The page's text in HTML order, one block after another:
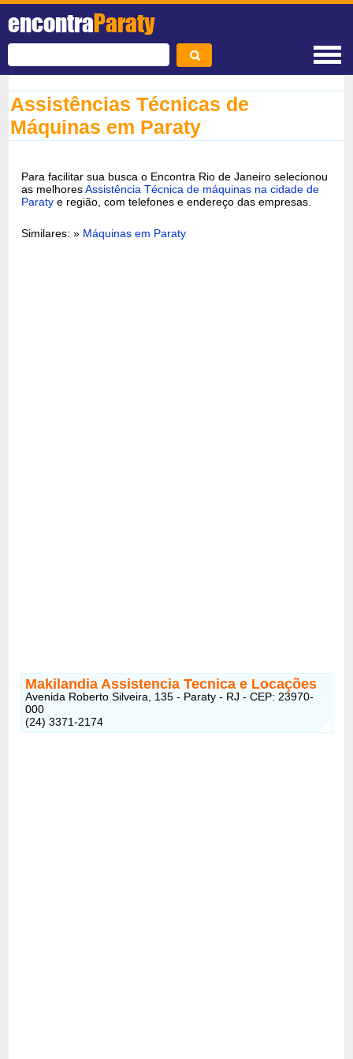
encontraParaty
Assistências Técnicas de
Máquinas em Paraty
Para facilitar sua busca o Encontra Rio de Janeiro selecionou
as melhoresAssistência Técnica de máquinas na cidade de
Paraty e região, com telefones e endereço das empresas.
Similares: » Máquinas em Paraty
Makilandia Assistencia Tecnica e Locações
Avenida Roberto Silveira, 135 - Paraty - RJ - CEP: 23970-
000
(24) 3371-2174